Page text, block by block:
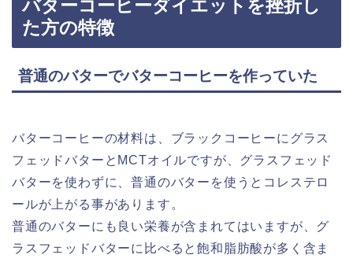
バターコーヒーダイエットを挫折し
た方の特徴
普通のバターでバターコーヒーを作っていた
バターコーヒーの材料は、ブラックコーヒーにグラス
フェッドバターとMCTオイルですが、グラスフェッド
バターを使わずに、普通のバターを使うとコレステロ
ールが上がる事があります。
普通のバターにも良い栄養が含まれてはいますが、グ
ラスフェッドバターに比べると飽和脂肪酸が多く含ま